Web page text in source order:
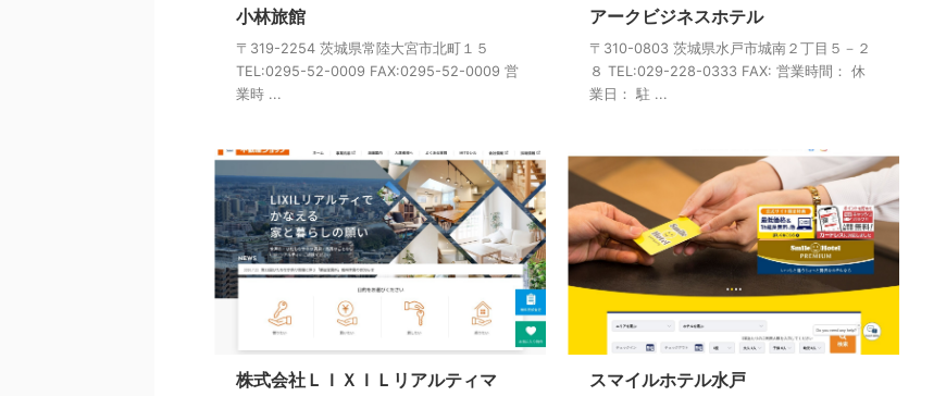
小林旅館
〒319-2254 茨城県常陸大宮市北町１５
TEL:0295-52-0009 FAX:0295-52-0009 営
業時 ...
アークビジネスホテル
〒310-0803 茨城県水戸市城南２丁目５－２
８ TEL:029-228-0333 FAX: 営業時間： 休
業日： 駐 ...
株式会社ＬＩＸＩＬリアルティマ
スマイルホテル水戸